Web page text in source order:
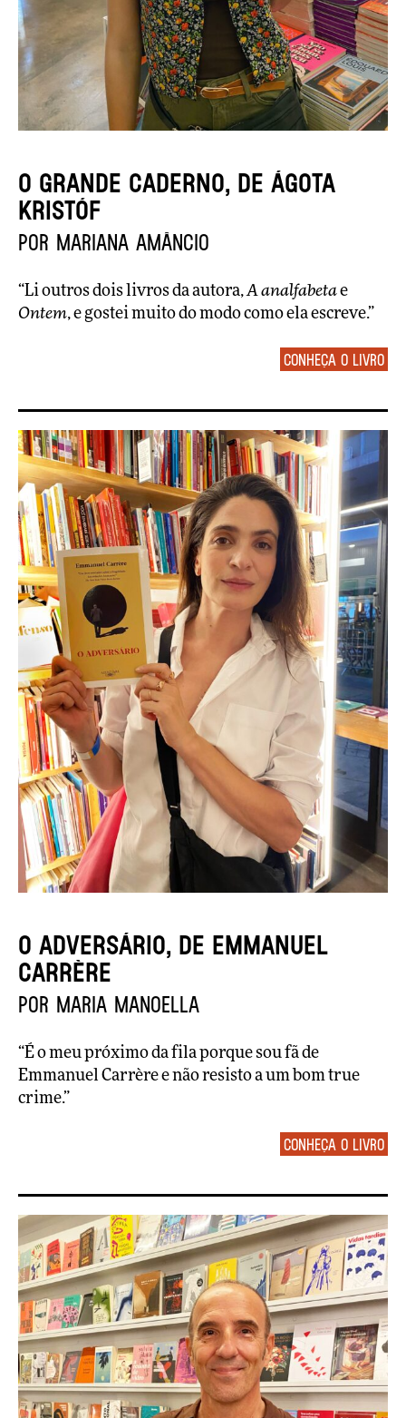
O grande caderno, de Ágota
Kristóf
por Mariana Amâncio
“Li outros dois livros da autora,A analfabetae
Ontem, e gostei muito do modo como ela escreve.”
Conheça o livro
O adversário, de Emmanuel
Carrère
por Maria Manoella
“É o meu próximo da fila porque sou fã de
Emmanuel Carrère e não resisto a um bom true
crime.”
Conheça o livro